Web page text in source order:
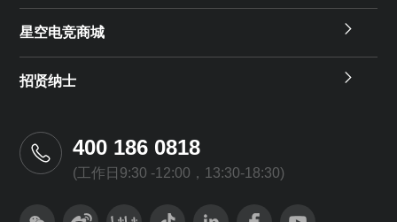
星空电竞商城
招贤纳士
400 186 0818
(工作日9:30 -12:00，13:30-18:30)